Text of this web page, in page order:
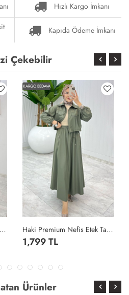
Hızlı Kargo İmkanı
Kapıda Ödeme İmkanı
Çekebilir
Siyah Joker Etek Takım Tesettür Giyim Siyah
KARGO BEDAVA
Haki Premium Nefis Etek Takım Tesettür Giyim Haki
1,799 TL
Ürünler